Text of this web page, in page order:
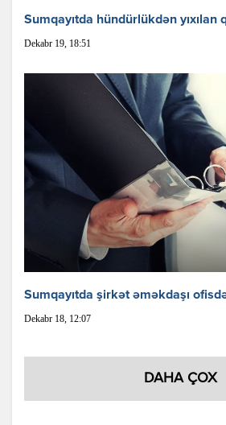
Sumqayıtda hündürlükdən yıxılan
Dekabr 19, 18:51
Sumqayıtda şirkət əməkdaşı
Dekabr 18, 12:07
DAHA ÇOX